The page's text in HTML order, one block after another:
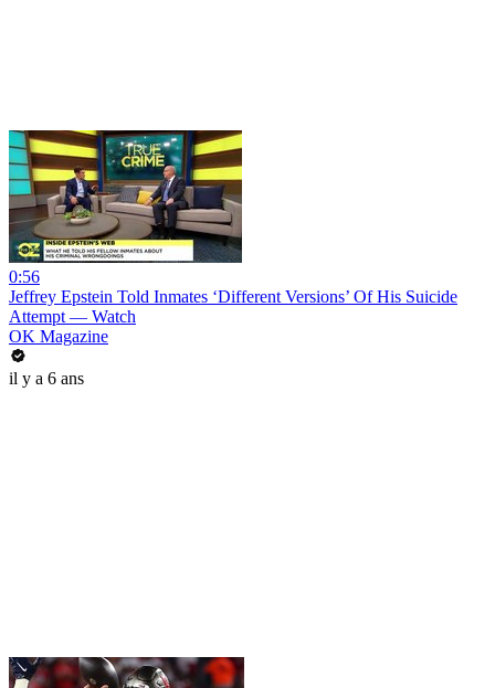
0:56
Jeffrey Epstein Told Inmates ‘Different Versions’ Of His Suicide
Attempt — Watch
OK Magazine
il y a 6 ans